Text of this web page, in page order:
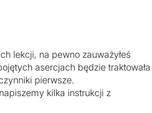
lekcji, na pewno zauważyłeś
asercjach będzie traktowała
pierwsze.
kilka instrukcji z